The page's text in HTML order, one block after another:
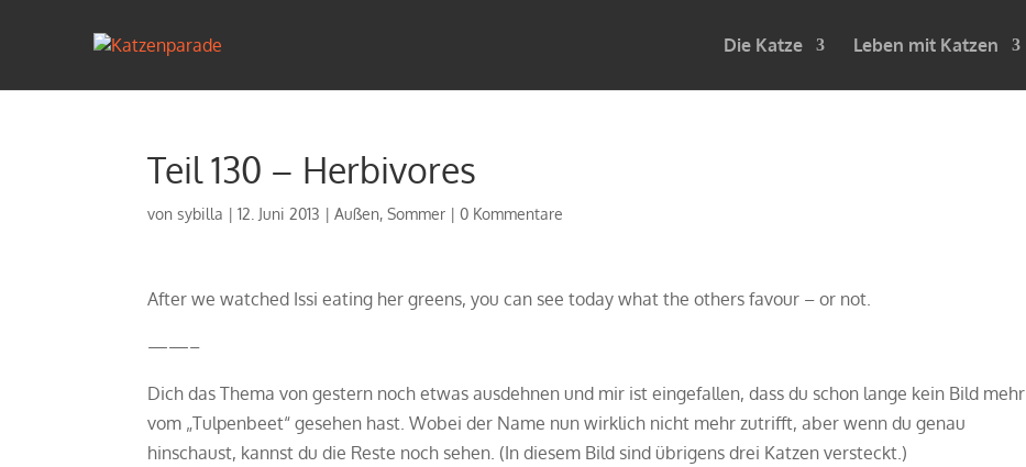
Die Katze Leben mit Katzen
Teil 130 – Herbivores
vonsybilla |12. Juni 2013 |Außen,Sommer |0 Kommentare
After we watched Issi eating her greens, you can see today what the others favour – or not.
——–
Dich das Thema von gestern noch etwas ausdehnen und mir ist eingefallen, dass du schon lange kein Bild mehr
vom „Tulpenbeet“ gesehen hast. Wobei der Name nun wirklich nicht mehr zutrifft, aber wenn du genau
hinschaust, kannst du die Reste noch sehen. (In diesem Bild sind übrigens drei Katzen versteckt.)